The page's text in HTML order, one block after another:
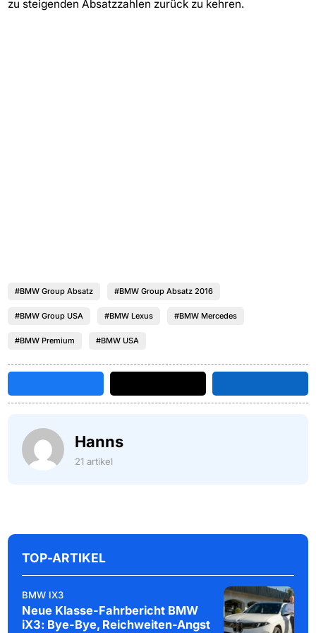
zu steigenden Absatzzahlen zurück zu kehren.
#BMW Group Absatz #BMW Group Absatz 2016
#BMW Group USA #BMW Lexus #BMW Mercedes
#BMW Premium #BMW USA
Hanns
21 artikel
TOP-ARTIKEL
BMW IX3
Neue Klasse-Fahrbericht BMW
iX3: Bye-Bye, Reichweiten-Angst